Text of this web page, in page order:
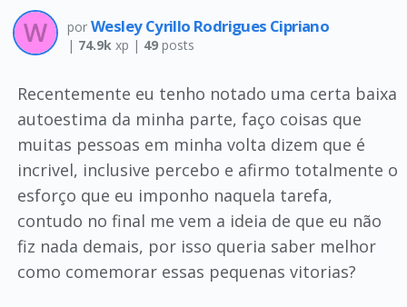
por Wesley Cyrillo Rodrigues Cipriano
| 74.9kxp | 49posts
Recentemente eu tenho notado uma certa baixa
autoestima da minha parte, faço coisas que
muitas pessoas em minha volta dizem que é
incrivel, inclusive percebo e afirmo totalmente o
esforço que eu imponho naquela tarefa,
contudo no final me vem a ideia de que eu não
fiz nada demais, por isso queria saber melhor
como comemorar essas pequenas vitorias?